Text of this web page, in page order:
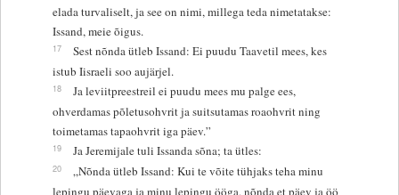
elada turvaliselt, ja see on nimi, millega teda nimetatakse:
Issand, meie õigus.
17
Sest nõnda ütleb Issand: Ei puudu Taavetil mees, kes
istub Iisraeli soo aujärjel.
18
Ja leviitpreestreil ei puudu mees mu palge ees,
ohverdamas põletusohvrit ja suitsutamas roaohvrit ning
toimetamas tapaohvrit iga päev.”
19 Ja Jeremijale tuli Issanda sõna; ta ütles:
20
„Nõnda ütleb Issand: Kui te võite tühjaks teha minu
lepingu päevaga ja minu lepingu ööga, nõnda et päev ja öö